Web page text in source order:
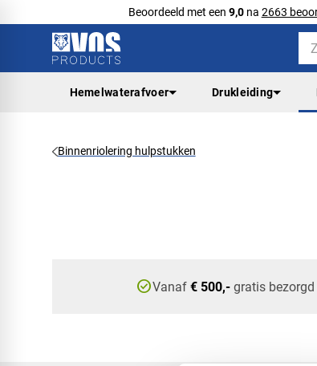
Beoordeeld met een 9,0na 2663
Hemelwaterafvoer Drukleiding
Binnenriolering hulpstukken
check_circleVanaf € 500,-gratis bezorgd